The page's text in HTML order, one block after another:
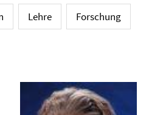
Lehre Forschung